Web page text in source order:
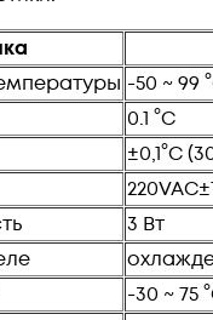
-50 ~ 99
0.1 °C
±0,1°C
3 Вт
-30 ~ 75